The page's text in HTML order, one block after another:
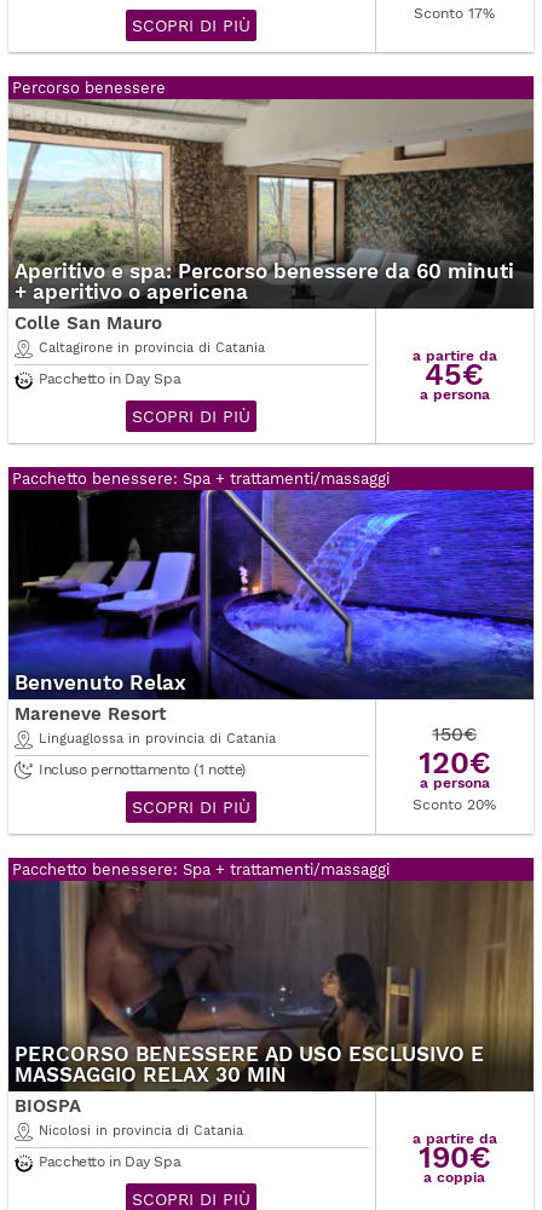
SCOPRI DI PIÙ
Sconto 17%
Percorso benessere
Aperitivo e spa: Percorso benessere da 60 minuti
+ aperitivo o apericena
Colle San Mauro
Caltagirone in provincia di Catania
Pacchetto in Day Spa
SCOPRI DI PIÙ
a partire da
45€
a persona
Pacchetto benessere: Spa + trattamenti/massaggi
Benvenuto Relax
Mareneve Resort
Linguaglossa in provincia di Catania
Incluso pernottamento (1 notte)
SCOPRI DI PIÙ
150€
120€
a persona
Sconto 20%
Pacchetto benessere: Spa + trattamenti/massaggi
PERCORSO BENESSERE AD USO ESCLUSIVO E
MASSAGGIO RELAX 30 MIN
BIOSPA
Nicolosi in provincia di Catania
Pacchetto in Day Spa
SCOPRI DI PIÙ
a partire da
190€
a coppia